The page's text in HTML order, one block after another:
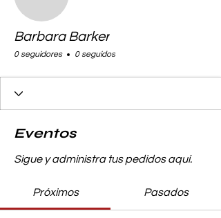
Barbara Barker
0 seguidores 0 seguidos
Eventos
Sigue y administra tus pedidos aquí.
Próximos Pasados